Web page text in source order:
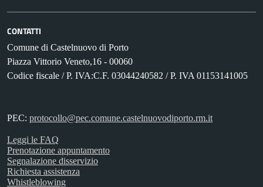
CONTATTI
Comune di Castelnuovo di Porto
Piazza Vittorio Veneto,16 - 00060
Codice fiscale / P. IVA:C.F. 03044240582 / P. IVA 01153141005
PEC: protocollo@pec.comune.castelnuovodiporto.rm.it
Leggi le FAQ
Prenotazione appuntamento
Segnalazione disservizio
Richiesta assistenza
Whistleblowing